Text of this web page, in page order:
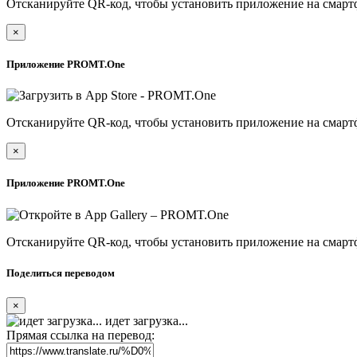
Отсканируйте QR-код, чтобы установить приложение на
×
Приложение PROMT.One
Отсканируйте QR-код, чтобы установить приложение на
×
Приложение PROMT.One
Отсканируйте QR-код, чтобы установить приложение на
Поделиться переводом
×
идет загрузка...
Прямая ссылка на перевод: